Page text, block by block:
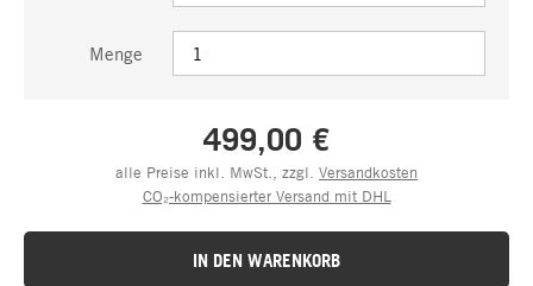
Menge
499,00 €
alle Preise inkl. MwSt., zzgl. Versandkosten
CO₂-kompensierter Versand mit DHL
IN DEN WARENKORB